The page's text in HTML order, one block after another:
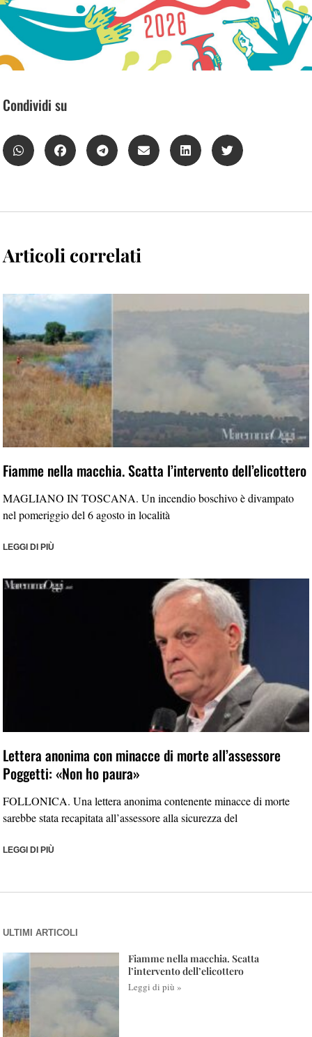
Condividi su
Articoli correlati
Fiamme nella macchia. Scatta l’intervento dell’elicottero
MAGLIANO IN TOSCANA. Un incendio boschivo è divampato
nel pomeriggio del 6 agosto in località
LEGGI DI PIÙ
Lettera anonima con minacce di morte all’assessore
Poggetti: «Non ho paura»
FOLLONICA. Una lettera anonima contenente minacce di morte
sarebbe stata recapitata all’assessore alla sicurezza del
LEGGI DI PIÙ
ULTIMI ARTICOLI
Fiamme nella macchia. Scatta
l’intervento dell’elicottero
Leggi di più »